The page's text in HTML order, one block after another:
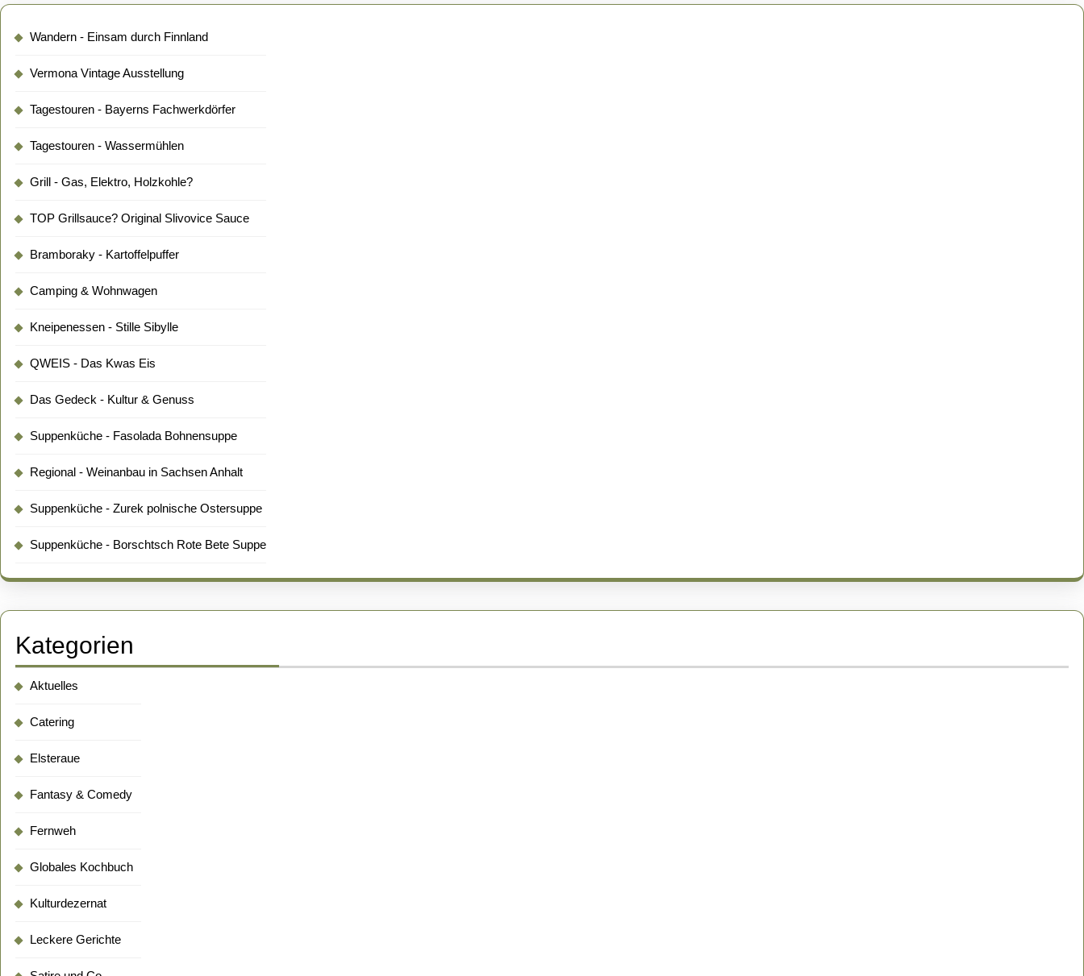
Wandern - Einsam durch Finnland
Vermona Vintage Ausstellung
Tagestouren - Bayerns Fachwerkdörfer
Tagestouren - Wassermühlen
Grill - Gas, Elektro, Holzkohle?
TOP Grillsauce? Original Slivovice Sauce
Bramboraky - Kartoffelpuffer
Camping & Wohnwagen
Kneipenessen - Stille Sibylle
QWEIS - Das Kwas Eis
Das Gedeck - Kultur & Genuss
Suppenküche - Fasolada Bohnensuppe
Regional - Weinanbau in Sachsen Anhalt
Suppenküche - Zurek polnische Ostersuppe
Suppenküche - Borschtsch Rote Bete Suppe
Kategorien
Aktuelles
Catering
Elsteraue
Fantasy & Comedy
Fernweh
Globales Kochbuch
Kulturdezernat
Leckere Gerichte